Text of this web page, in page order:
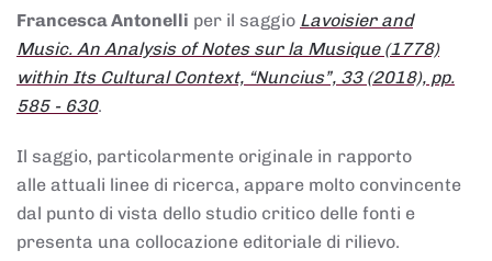
Francesca Antonelli per il saggio Lavoisier and
Music. An Analysis of Notes sur la Musique (1778)
within Its Cultural Context, “Nuncius”, 33 (2018), pp.
585 - 630.
Il saggio, particolarmente originale in rapporto
alle attuali linee di ricerca, appare molto convincente
dal punto di vista dello studio critico delle fonti e
presenta una collocazione editoriale di rilievo.